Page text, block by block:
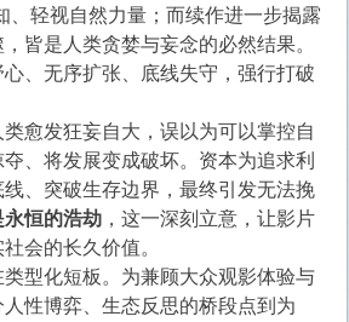
轻视自然力量；而续作进一步揭露
皆是人类贪婪与妄念的必然结果。
、无序扩张、底线失守，强行打破
愈发狂妄自大，误以为可以掌控自
、将发展变成破坏。资本为追求利
、突破生存边界，最终引发无法挽
恒的浩劫，这一深刻立意，让影片
会的长久价值。
型化短板。为兼顾大众观影体验与
性博弈、生态反思的桥段点到为